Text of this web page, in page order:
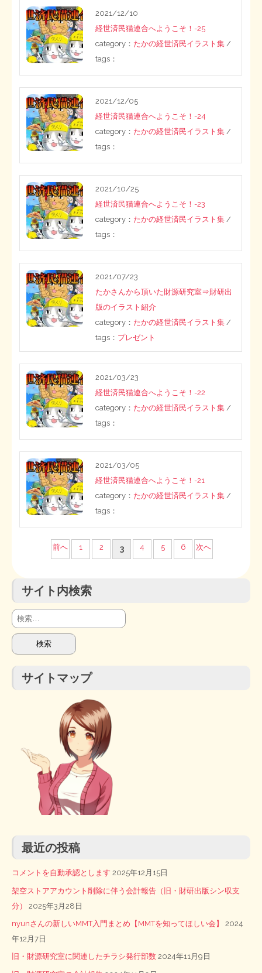
2021/12/10
経世済民猫連合へようこそ！-25
category： たかの経世済民イラスト集 /
tags：
2021/12/05
経世済民猫連合へようこそ！-24
category： たかの経世済民イラスト集 /
tags：
2021/10/25
経世済民猫連合へようこそ！-23
category： たかの経世済民イラスト集 /
tags：
2021/07/23
たかさんから頂いた財源研究室⇒財研出
版のイラスト紹介
category： たかの経世済民イラスト集 /
tags： プレゼント
2021/03/23
経世済民猫連合へようこそ！-22
category： たかの経世済民イラスト集 /
tags：
2021/03/05
経世済民猫連合へようこそ！-21
category： たかの経世済民イラスト集 /
tags：
の
ペ
送
前へ 1 2 3 4 5 6 次へ
サイト内検索
検
索:
サイトマップ
最近の投稿
コメントを自動承認とします 2025年12月15日
架空ストアアカウント削除に伴う会計報告（旧・財研出版シン収支
分）
2025年3月28日
nyunさんの新しいMMT入門まとめ【MMTを知ってほしい会】
2024
年12月7日
旧・財源研究室に関連したチラシ発行部数 2024年11月9日